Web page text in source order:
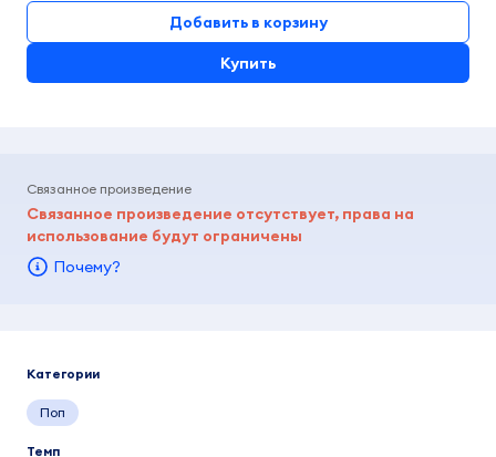
Добавить в корзину
Купить
Связанное произведение
Связанное произведение отсутствует, права на
использование будут ограничены
Почему?
Категории
Поп
Темп